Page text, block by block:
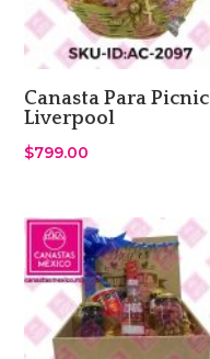
Canasta Para Picnic
Liverpool
$799.00